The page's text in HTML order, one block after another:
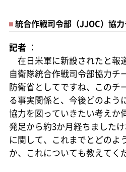
統合作戦司令部（JJOC）協
記者 ：
在日米軍に新設されたと報
自衛隊統合作戦司令部協力チ
防衛省としてですね、このチ
る事実関係と、今後どのよう
協力を図っていきたい考えか
発足から約3か月経ちました
に関して、これまでとどのよ
か、これについても教えてく